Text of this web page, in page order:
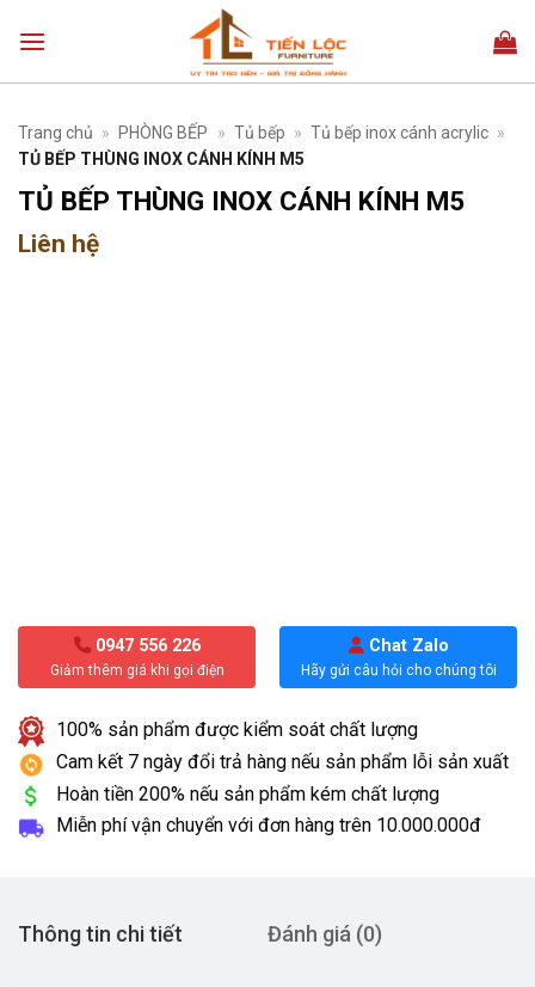
qua
Trang chủ » PHÒNG BẾP » Tủ bếp » Tủ bếp inox cánh acrylic »
TỦ BẾP THÙNG INOX CÁNH KÍNH M5
TỦ BẾP THÙNG INOX CÁNH KÍNH M5
Liên hệ
0947 556 226
Giảm thêm giá khi gọi điện
Chat Zalo
Hãy gửi câu hỏi cho chúng tôi
100% sản phẩm được kiểm soát chất lượng
Cam kết 7 ngày đổi trả hàng nếu sản phẩm lỗi sản xuất
Hoàn tiền 200% nếu sản phẩm kém chất lượng
Miễn phí vận chuyển với đơn hàng trên 10.000.000đ
Thông tin chi tiết Đánh giá (0)